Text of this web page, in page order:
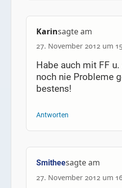
Karinsagte am
27. November 2012 um
Habe auch mit FF
noch nie Probleme
bestens!
Antworten
Smitheesagte am
27. November 2012 um